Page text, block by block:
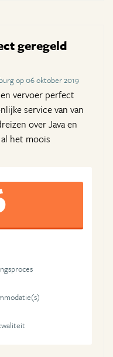
geregeld
op 06 oktober 2019
vervoer perfect
service van van
over Java en
het moois